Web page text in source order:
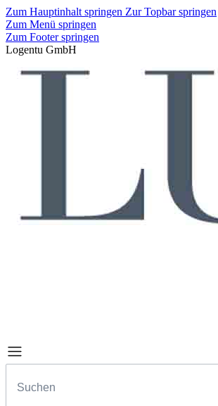
Zum Hauptinhalt springen Zur Topbar springen
Zum Menü springen
Zum Footer springen
Logentu GmbH